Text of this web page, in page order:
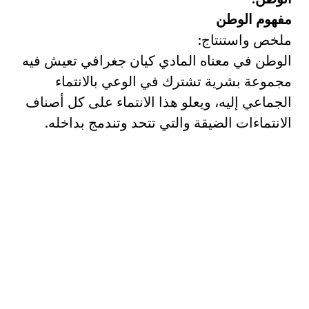
مفهوم الوطن
ملخص واستنتاج:
الوطن في معناه المادي كيان جغرافي تعيش فيه
مجموعة بشرية تشترك في الوعي بالانتماء
الجماعي إليه، ويعلو هذا الانتماء على كل أصناف
الانتماءات الضيقة والتي تتحد وتندمج بداخله.